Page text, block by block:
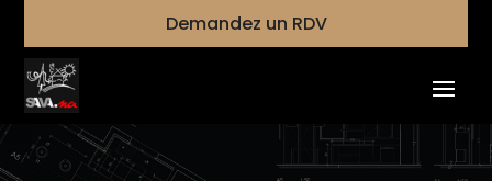
Demandez un RDV